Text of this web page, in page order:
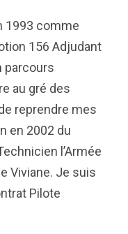
1993 comme
156 Adjudant
parcours
au gré des
reprendre mes
en 2002 du
l’Armée
Viviane. Je suis
Pilote